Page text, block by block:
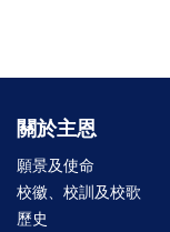
關於主恩
願景及使命
校徽、校訓及校歌
歷史